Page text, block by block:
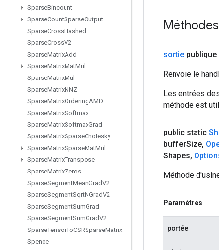
SparseBincount
SparseCountSparseOutput
SparseCrossHashed
SparseCrossV2
SparseMatrixAdd
SparseMatrixMatMul
SparseMatrixMul
SparseMatrixNNZ
SparseMatrixOrderingAMD
SparseMatrixSoftmax
SparseMatrixSoftmaxGrad
SparseMatrixSparseCholesky
SparseMatrixSparseMatMul
SparseMatrixTranspose
SparseMatrixZeros
SparseSegmentMeanGradV2
SparseSegmentSqrtNGradV2
SparseSegmentSumGrad
SparseSegmentSumGradV2
SparseTensorToCSRSparseMatrix
Spence
sortie publique
Renvoie le
Les entrées
méthode est
public static
bufferSize,
Shapes,
Méthode
Paramètres
portée